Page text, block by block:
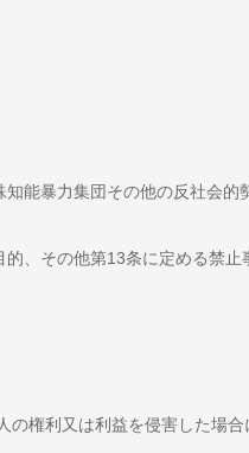
能暴力集団その他の反社会的
、その他第13条に定める禁止
の権利又は利益を侵害した場合